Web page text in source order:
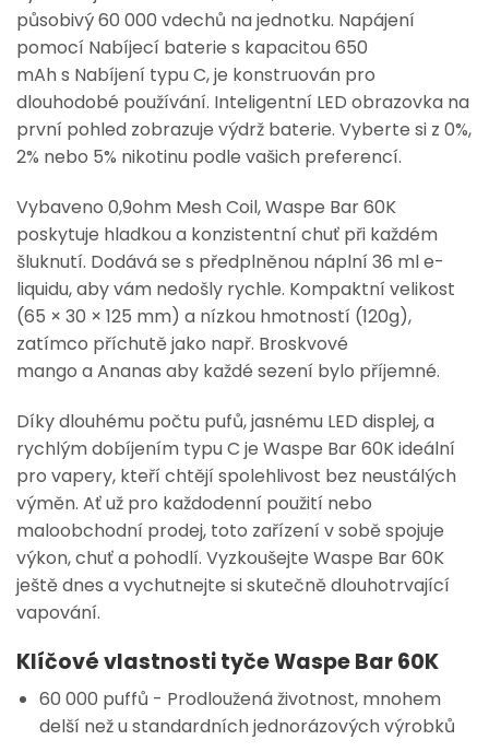
působivý60 000 vdechů na jednotku. Napájení
pomocí Nabíjecí baterie s kapacitou 650
mAhs Nabíjení typu C, je konstruován pro
dlouhodobé používání. Inteligentní LED obrazovka na
první pohled zobrazuje výdrž baterie. Vyberte si z 0%,
2% nebo 5% nikotinu podle vašich preferencí.
Vybaveno 0,9ohm Mesh Coil, Waspe Bar 60K
poskytuje hladkou a konzistentní chuť při každém
šluknutí. Dodává se s předplněnou náplní 36 ml e-
liquidu, aby vám nedošly rychle. Kompaktní velikost
(65 × 30 × 125 mm) a nízkou hmotností (120g),
zatímco příchutě jako např. Broskvové
mango aAnanas aby každé sezení bylo příjemné.
Díky dlouhému počtu pufů, jasnému LED displej, a
rychlým dobíjením typu C je Waspe Bar 60K ideální
pro vapery, kteří chtějí spolehlivost bez neustálých
výměn. Ať už pro každodenní použití nebo
maloobchodní prodej, toto zařízení v sobě spojuje
výkon, chuť a pohodlí. Vyzkoušejte Waspe Bar 60K
ještě dnes a vychutnejte si skutečně dlouhotrvající
vapování.
Klíčové vlastnosti tyče Waspe Bar 60K
60 000 puffů - Prodloužená životnost, mnohem
delší než u standardních jednorázových výrobků